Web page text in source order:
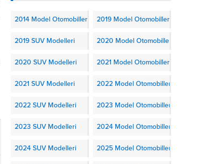
2014 Model Otomobiller 2019 Model Otomobiller
2019 SUV Modelleri 2020 Model Otomobiller
2020 SUV Modelleri 2021 Model Otomobiller
2021 SUV Modelleri 2022 Model Otomobiller
2022 SUV Modelleri 2023 Model Otomobiller
2023 SUV Modelleri 2024 Model Otomobiller
2024 SUV Modelleri 2025 Model Otomobiller